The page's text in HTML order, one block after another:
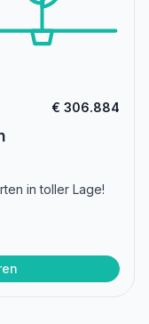
€ 306.884
in toller Lage!